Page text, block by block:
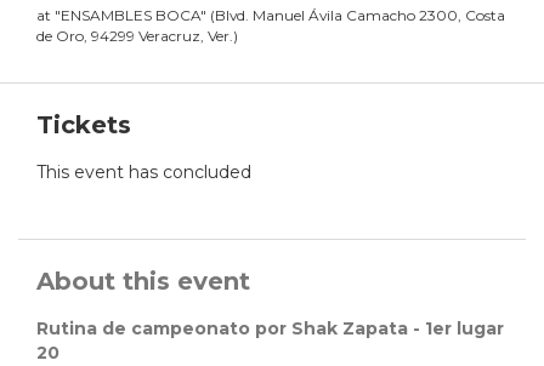
at "ENSAMBLES BOCA" (Blvd. Manuel Ávila Camacho 2300, Costa
de Oro, 94299 Veracruz, Ver.)
Tickets
This event has concluded
About this event
Rutina de campeonato por Shak Zapata - 1er lugar
20